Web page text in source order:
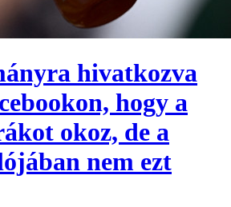
hivatkozva
hogy a
okoz, de a
nem ezt